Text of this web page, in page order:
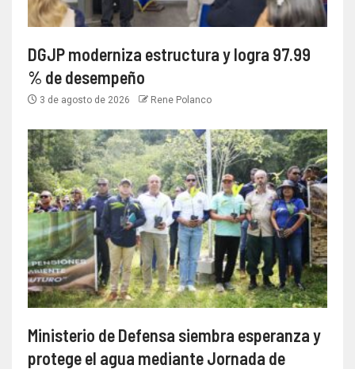
DGJP moderniza estructura y logra 97.99
% de desempeño
3 de agosto de 2026 Rene Polanco
Ministerio de Defensa siembra esperanza y
protege el agua mediante Jornada de